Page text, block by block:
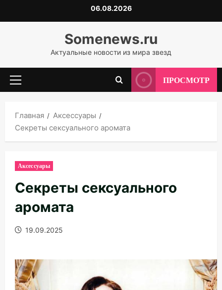
к
06.08.2026
Somenews.ru
Актуальные новости из мира звезд
Основное
ПРОСМОТР
Главная
Аксессуары
Секреты сексуального аромата
Аксессуары
Секреты сексуального
аромата
19.09.2025